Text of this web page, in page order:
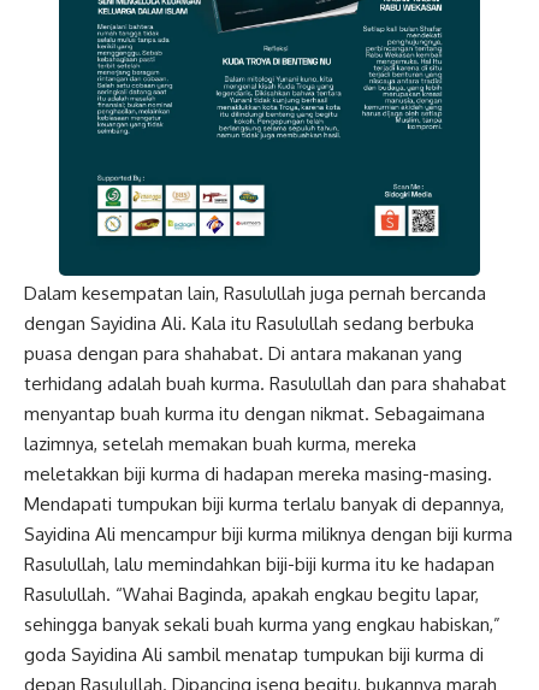
Dalam kesempatan lain, Rasulullah juga pernah bercanda
dengan Sayidina Ali. Kala itu Rasulullah sedang berbuka
puasa dengan para shahabat. Di antara makanan yang
terhidang adalah buah kurma. Rasulullah dan para shahabat
menyantap buah kurma itu dengan nikmat. Sebagaimana
lazimnya, setelah memakan buah kurma, mereka
meletakkan biji kurma di hadapan mereka masing-masing.
Mendapati tumpukan biji kurma terlalu banyak di depannya,
Sayidina Ali mencampur biji kurma miliknya dengan biji kurma
Rasulullah, lalu memindahkan biji-biji kurma itu ke hadapan
Rasulullah. “Wahai Baginda, apakah engkau begitu lapar,
sehingga banyak sekali buah kurma yang engkau habiskan,”
goda Sayidina Ali sambil menatap tumpukan biji kurma di
depan Rasulullah. Dipancing iseng begitu, bukannya marah